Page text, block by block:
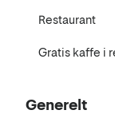
Restaurant
Gratis kaffe i
Generelt